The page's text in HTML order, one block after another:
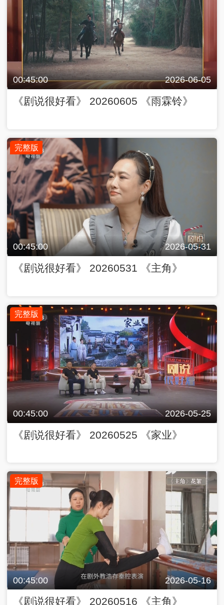
00:45:00 2026-06-05
《剧说很好看》 20260605 《雨霖铃》
完整版
00:45:00 2026-05-31
《剧说很好看》 20260531 《主角》
完整版
00:45:00 2026-05-25
《剧说很好看》 20260525 《家业》
完整版
00:45:00 2026-05-16
《剧说很好看》 20260516 《主角》